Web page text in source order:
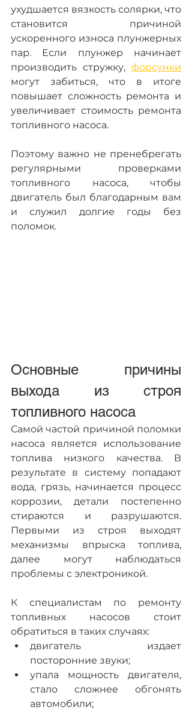
ухудшается вязкость солярки, что
становится причиной
ускоренного износа плунжерных
пар. Если плунжер начинает
производить стружку, форсунки
могут забиться, что в итоге
повышает сложность ремонта и
увеличивает стоимость ремонта
топливного насоса.
Поэтому важно не пренебрегать
регулярными проверками
топливного насоса, чтобы
двигатель был благодарным вам
и служил долгие годы без
поломок.
Основные причины
выхода из строя
топливного насоса
Самой частой причиной поломки
насоса является использование
топлива низкого качества. В
результате в систему попадают
вода, грязь, начинается процесс
коррозии, детали постепенно
стираются и разрушаются.
Первыми из строя выходят
механизмы впрыска топлива,
далее могут наблюдаться
проблемы с электроникой.
К специалистам по ремонту
топливных насосов стоит
обратиться в таких случаях:
двигатель издает
посторонние звуки;
упала мощность двигателя,
стало сложнее обгонять
автомобили;